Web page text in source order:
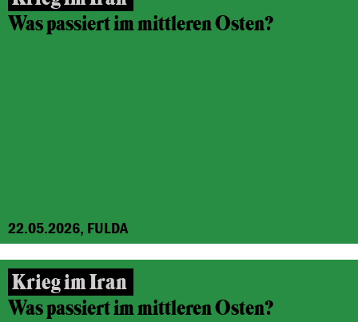
Was passiert im mittleren Osten?
22.05.2026, FULDA
Krieg im Iran
Was passiert im mittleren Osten?